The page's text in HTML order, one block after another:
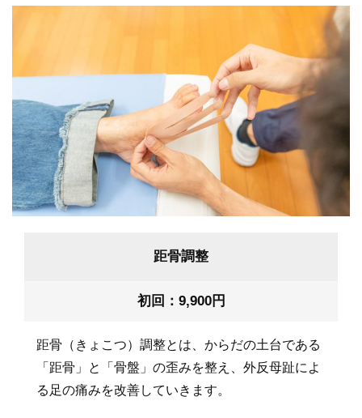
距骨調整
初回：9,900円
距骨（きょこつ）調整とは、からだの土台である
「距骨」と「骨盤」の歪みを整え、外反母趾によ
る足の痛みを改善していきます。